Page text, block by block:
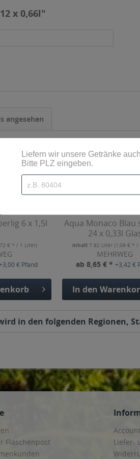
x 0,66l"
angesehen
6 x 1,5l
€ * / 1 Liter)
€ Pfand
Aqua Monaco Blau
24 x 0,33l
Inhalt7.92 Liter(1,09 € * /
MEHRWEG
ab 8,65 € *+3,42 €
In den
in den folgenden Regionen,
Flaschenpost
Liefer-